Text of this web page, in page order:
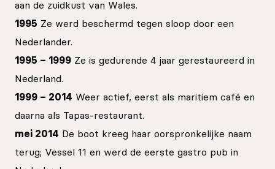
aan de zuidkust van Wales.
1995 Ze werd beschermd tegen sloop door een
Nederlander.
1995 – 1999 Ze is gedurende 4 jaar gerestaureerd in
Nederland.
1999 – 2014 Weer actief, eerst als maritiem café en
daarna als Tapas-restaurant.
mei 2014 De boot kreeg haar oorspronkelijke naam
terug; Vessel 11 en werd de eerste gastro pub in